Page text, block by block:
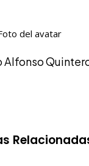
Alfonso